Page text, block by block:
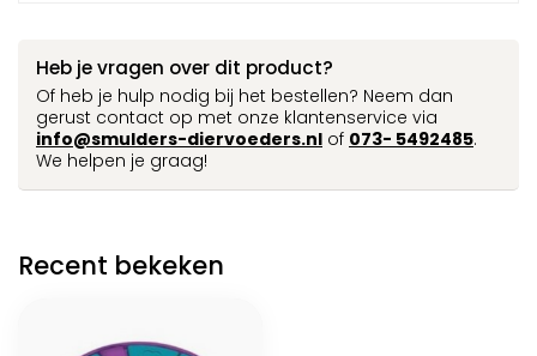
Heb je vragen over dit product?
Of heb je hulp nodig bij het bestellen? Neem dan
gerust contact op met onze klantenservice via
info@smulders-diervoeders.nl of 073- 5492485.
We helpen je graag!
Recent bekeken